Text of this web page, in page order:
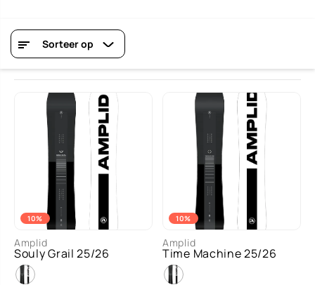
Sorteer op
10%
MAA
T
Amplid
Souly Grail 25/26
10%
MAA
T
Amplid
Time Machine 25/26